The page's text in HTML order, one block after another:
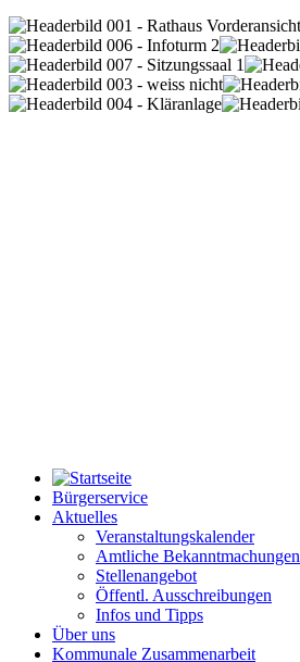
Bürgerservice
Aktuelles
Veranstaltungskalender
Amtliche Bekanntmachungen
Stellenangebot
Öffentl. Ausschreibungen
Infos und Tipps
Über uns
Kommunale Zusammenarbeit